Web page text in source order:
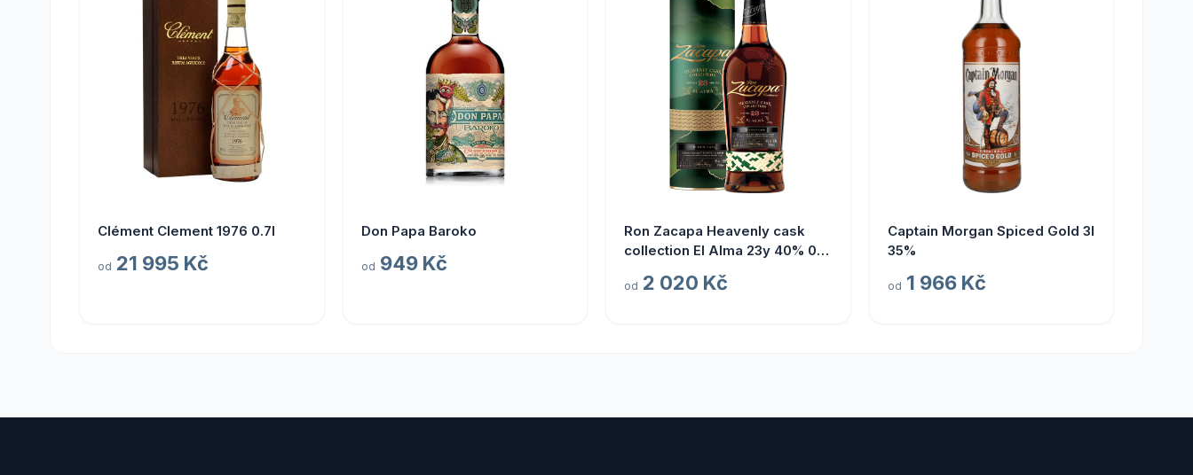
Clément Clement 1976 0.7l
od 21 995 Kč
Don Papa Baroko
od 949 Kč
Ron Zacapa Heavenly cask
collection El Alma 23y 40% 0,7
od 2 020 Kč
Captain Morgan Spiced Gold 3l
35%
od 1 966 Kč